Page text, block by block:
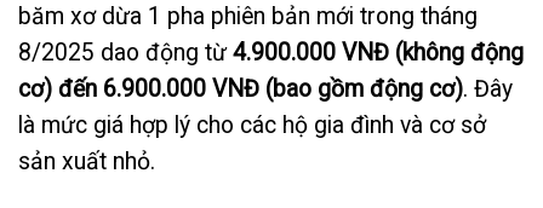
băm xơ dừa 1 pha phiên bản mới trong tháng
8/2025 dao động từ4.900.000 VNĐ (không động
cơ) đến 6.900.000 VNĐ (bao gồm động cơ). Đây
là mức giá hợp lý cho các hộ gia đình và cơ sở
sản xuất nhỏ.